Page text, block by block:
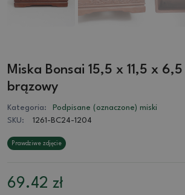
Miska Bonsai 15,5 x 11,5 x
brązowy
Kategoria:
Podpisane (oznaczone) miski
SKU:
1261-BC24-1204
Prawdziwe zdjęcie
69.42 zł